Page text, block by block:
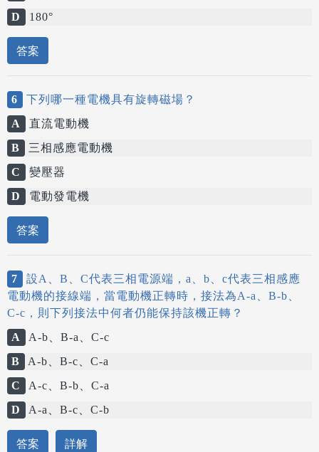
D
180°
答案
6
下列哪一種電機具有旋轉磁場？
A
直流電動機
B
三相感應電動機
C
變壓器
D
電動發電機
答案
7
設A、B、C代表三相電源端，a、b、c代表三相感應
電動機的接線端，當電動機正轉時，接法為A-a、B-b、
C-c，則下列接法中何者仍能保持該機正轉？
A
A-b、B-a、C-c
B
A-b、B-c、C-a
C
A-c、B-b、C-a
D
A-a、B-c、C-b
答案 詳解